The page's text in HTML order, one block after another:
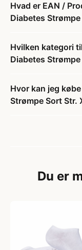
Hvad er EAN /
Diabetes
Hvilken kategori
Diabetes
Hvor kan jeg
Strømpe Sort
Du er